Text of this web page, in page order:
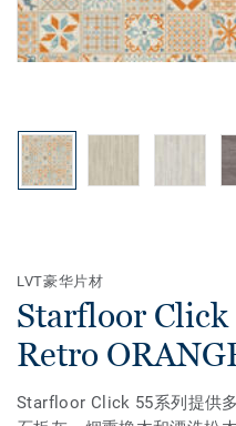
LVT豪华片材
Starfloor Click
Retro
Starfloor Click 55系列提供